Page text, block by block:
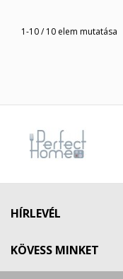
1-10 / 10 elem mutatása
HÍRLEVÉL
KÖVESS MINKET